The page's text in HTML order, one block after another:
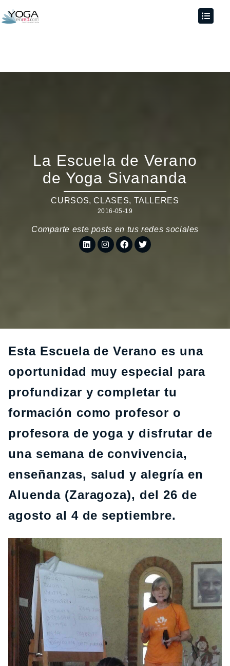
La Escuela de Verano
de Yoga Sivananda
CURSOS, CLASES, TALLERES
2016-05-19
Comparte este posts en tus redes sociales
Esta Escuela de Verano es una
oportunidad muy especial para
profundizar y completar tu
formación como profesor o
profesora de yoga y disfrutar de
una semana de convivencia,
enseñanzas, salud y alegría en
Aluenda (Zaragoza), del 26 de
agosto al 4 de septiembre.